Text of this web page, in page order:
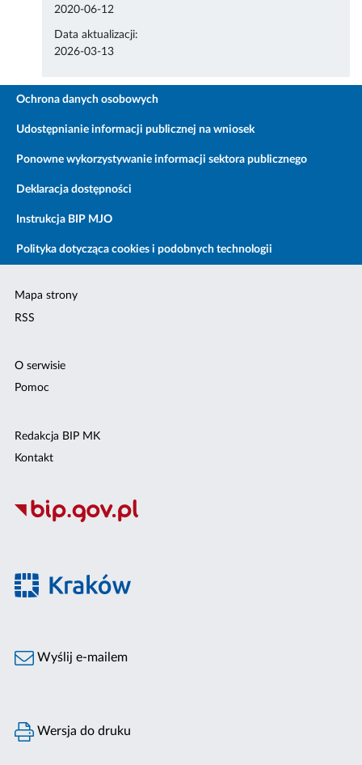
2020-06-12
Data aktualizacji:
2026-03-13
Ochrona danych osobowych
Udostępnianie informacji publicznej na wniosek
Ponowne wykorzystywanie informacji sektora publicznego
Deklaracja dostępności
Instrukcja BIP MJO
Polityka dotycząca cookies i podobnych technologii
Mapa strony
RSS
O serwisie
Pomoc
Redakcja BIP MK
Kontakt
Wyślij e-mailem
Wersja do druku